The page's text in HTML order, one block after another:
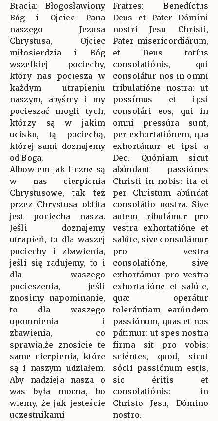
Bracia: Błogosławiony
Bóg i Ojciec Pana
naszego Jezusa
Chrystusa, Ojciec
miłosierdzia i Bóg
wszelkiej pociechy,
który nas pociesza w
każdym utrapieniu
naszym, abyśmy i my
pocieszać mogli tych,
którzy są w jakim
ucisku, tą pociechą,
której sami doznajemy
od Boga.
Albowiem jak liczne są
w nas cierpienia
Chrystusowe, tak też
przez Chrystusa obfita
jest pociecha nasza.
Jeśli doznajemy
utrapień, to dla waszej
pociechy i zbawienia,
jeśli się radujemy, to i
dla waszego
pocieszenia, jeśli
znosimy napominanie,
to dla waszego
upomnienia i
zbawienia, co
sprawia,że znosicie te
same cierpienia, które
są i naszym udziałem.
Aby nadzieja nasza o
was była mocna, bo
wiemy, że jak jesteście
uczestnikami
Fratres: Benedíctus
Deus et Pater Dómini
nostri Jesu Christi,
Pater misericordiárum,
et Deus totíus
consolatiónis, qui
consolátur nos in omni
tribulatióne nostra: ut
possímus et ipsi
consolári eos, qui in
omni pressúra sunt,
per exhortatiónem, qua
exhortámur et ipsi a
Deo. Quóniam sicut
abúndant passiónes
Christi in nobis: ita et
per Christum abúndat
consolátio nostra. Sive
autem tribulámur pro
vestra exhortatióne et
salúte, sive consolámur
pro vestra
consolatióne, sive
exhortámur pro vestra
exhortatióne et salúte,
quæ operátur
tolerántiam earúndem
passiónum, quas et nos
pátimur: ut spes nostra
firma sit pro vobis:
sciéntes, quod, sicut
sócii passiónum estis,
sic éritis et
consolatiónis: in
Christo Jesu, Dómino
nostro.